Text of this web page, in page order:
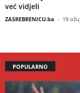
već vidjeli
ZASREBRENICU.ba - 19
POPULARNO